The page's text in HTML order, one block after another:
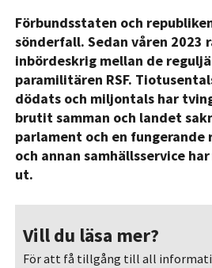
Förbundsstaten och
sönderfall. Sedan våren 2023
inbördeskrig mellan de
paramilitären RSF.
dödats och miljontals har
brutit samman och landet
parlament och en fungerande
och annan samhällsservice
ut.
Vill du läsa mer?
För att få tillgång till all